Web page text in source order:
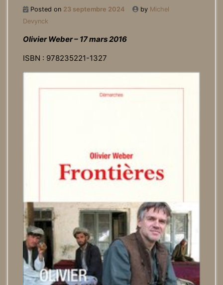
Posted on 23 septembre 2024 by Michel
Devynck
Olivier Weber – 17 mars 2016
ISBN : 978235221-1327